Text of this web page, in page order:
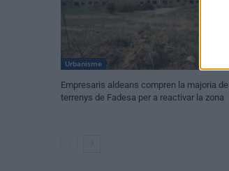
Urbanisme
Empresaris aldeans compren la majoria de
terrenys de Fadesa per a reactivar la zona